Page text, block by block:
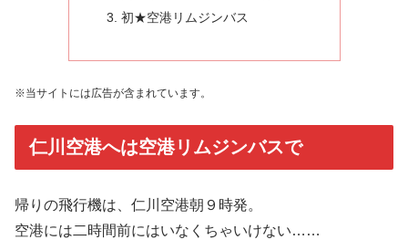
初★空港リムジンバス
※当サイトには広告が含まれています。
仁川空港へは空港リムジンバスで
帰りの飛行機は、仁川空港朝９時発。
空港には二時間前にはいなくちゃいけない……